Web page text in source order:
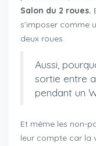
Salon du 2 roues.
s’imposer comme
deux roues.
Aussi,
sortie entre
pendant un
Et même les non-
leur compte car la